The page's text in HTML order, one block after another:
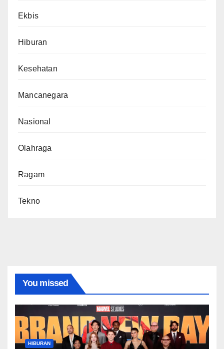
Ekbis
Hiburan
Kesehatan
Mancanegara
Nasional
Olahraga
Ragam
Tekno
You missed
HIBURAN